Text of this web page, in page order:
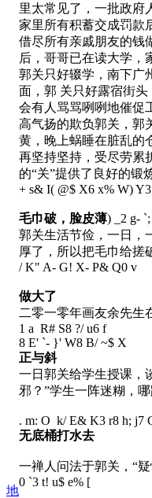
地
里太常见了，一批政府
家里所有积蓄交成罚款
借尽所有亲戚朋友的钱
后，哥哥已在读大学，
郭关只好辍学，南下广
面，郭 关只好露宿街
会有人骂骂咧咧地催促
高气扬的欺负郭关，郭
黄，晚上蜗睡在脏乱的
再坚持坚持，受尽劳累
的“关”提供了良好的锻
+ s& I( @$ X6 x% W)
毛巾破，脸皮薄) _2 g-
郭关生活节俭，一日，
厚了，所以把毛巾给搓
/ K" A- G! X- P& Q0 v
做大了
二零一零年画友余先
1 a R# S8 ?/ u6 f
8 E' `- }' W8 B/ ~$ X
正与斜
一日郭关给学生授课，
邪？”学生一阵迷糊，哪
. m: O k/ E& K3 r8 h; j7
无底桶打水去
一禅人问法于郭关，“
0 `3 t! u$ e% [